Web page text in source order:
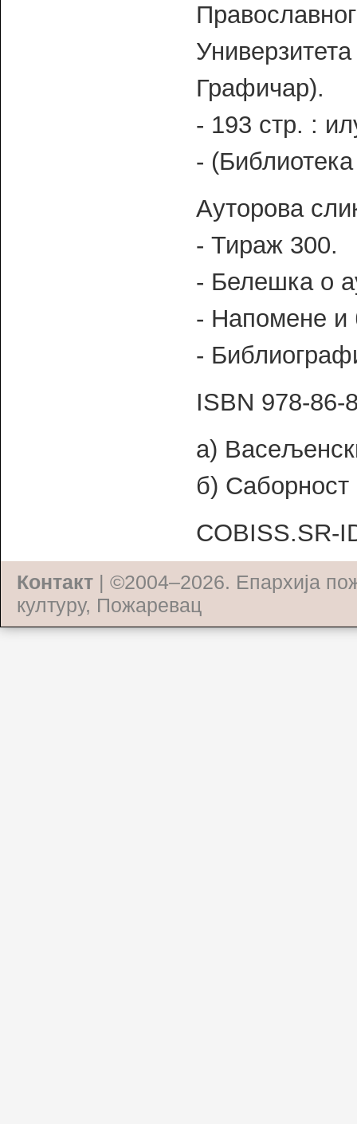
Графичар).
- 193 стр. :
-
Ауторова
- Тираж 300.
- Белешка о
- Напомене и
-
ISBN 978-86-
а)
б)
COBISS.SR-
Контакт | ©2004–2026. Епархија
културу, Пожаревац